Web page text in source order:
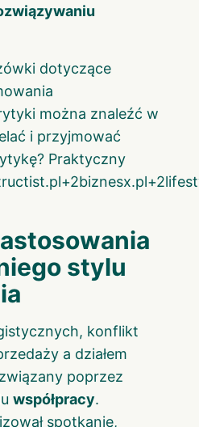
dotyczące
można znaleźć w
i przyjmować
Praktyczny
+2biznesx.pl+
stylu
konflikt
a działem
poprzez
współpracy.
spotkanie,